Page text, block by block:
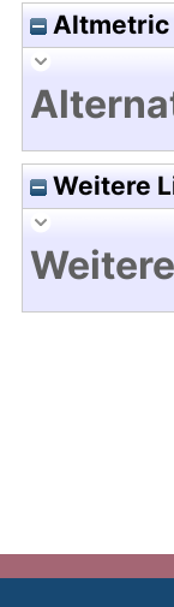
Altmetric
Weitere